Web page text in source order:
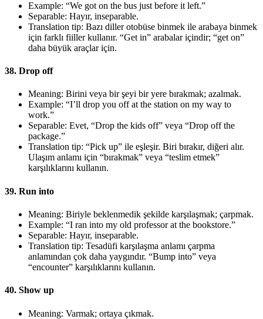
Example: “We got on the bus just before it left.”
Separable: Hayır, inseparable.
Translation tip: Bazı diller otobüse binmek ile arabaya binmek
için farklı fiiller kullanır. “Get in” arabalar içindir; “get on”
daha büyük araçlar için.
38. Drop off
Meaning: Birini veya bir şeyi bir yere bırakmak; azalmak.
Example: “I’ll drop you off at the station on my way to
work.”
Separable: Evet, “Drop the kids off” veya “Drop off the
package.”
Translation tip: “Pick up” ile eşleşir. Biri bırakır, diğeri alır.
Ulaşım anlamı için “bırakmak” veya “teslim etmek”
karşılıklarını kullanın.
39. Run into
Meaning: Biriyle beklenmedik şekilde karşılaşmak; çarpmak.
Example: “I ran into my old professor at the bookstore.”
Separable: Hayır, inseparable.
Translation tip: Tesadüfi karşılaşma anlamı çarpma
anlamından çok daha yaygındır. “Bump into” veya
“encounter” karşılıklarını kullanın.
40. Show up
Meaning: Varmak; ortaya çıkmak.